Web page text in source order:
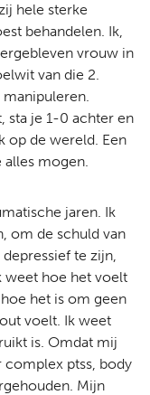
hele sterke
behandelen. Ik,
vrouw in
van die 2.
sta je 1-0 achter en
op de wereld. Een
alles mogen.
jaren. Ik
om de schuld van
te zijn,
weet hoe het voelt
het is om geen
voelt. Ik weet
is. Omdat mij
complex ptss, body
Mijn